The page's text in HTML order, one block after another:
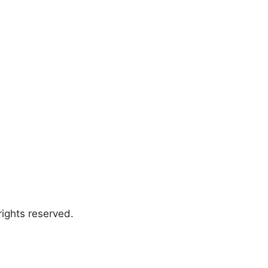
reserved.